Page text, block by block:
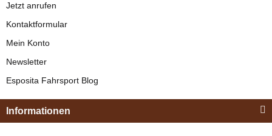
Jetzt anrufen
Kontaktformular
Mein Konto
Newsletter
Esposita Fahrsport Blog
Informationen